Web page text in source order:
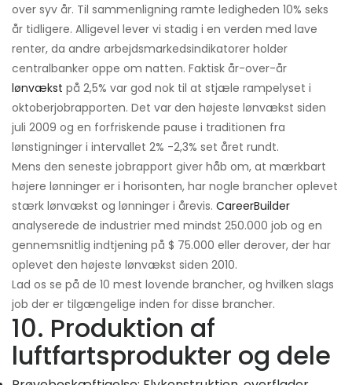
over syv år. Til sammenligning ramte ledigheden 10% seks
år tidligere. Alligevel lever vi stadig i en verden med lave
renter, da andre arbejdsmarkedsindikatorer holder
centralbanker oppe om natten. Faktisk år-over-år
lønvækst på 2,5% var god nok til at stjæle rampelyset i
oktoberjobrapporten. Det var den højeste lønvækst siden
juli 2009 og en forfriskende pause i traditionen fra
lønstigninger i intervallet 2% -2,3% set året rundt.
Mens den seneste jobrapport giver håb om, at mærkbart
højere lønninger er i horisonten, har nogle brancher oplevet
stærk lønvækst og lønninger i årevis. CareerBuilder
analyserede de industrier med mindst 250.000 job og en
gennemsnitlig indtjening på $ 75.000 eller derover, der har
oplevet den højeste lønvækst siden 2010.
Lad os se på de 10 mest lovende brancher, og hvilken slags
job der er tilgængelige inden for disse brancher.
10. Produktion af
luftfartsprodukter og dele